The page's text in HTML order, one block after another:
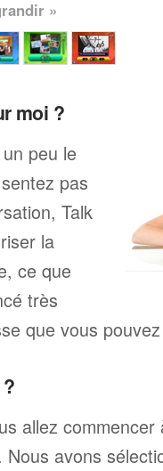
»
moi ?
peu le
pas
Talk
la
ce que
très
que vous
allez
Nous avons